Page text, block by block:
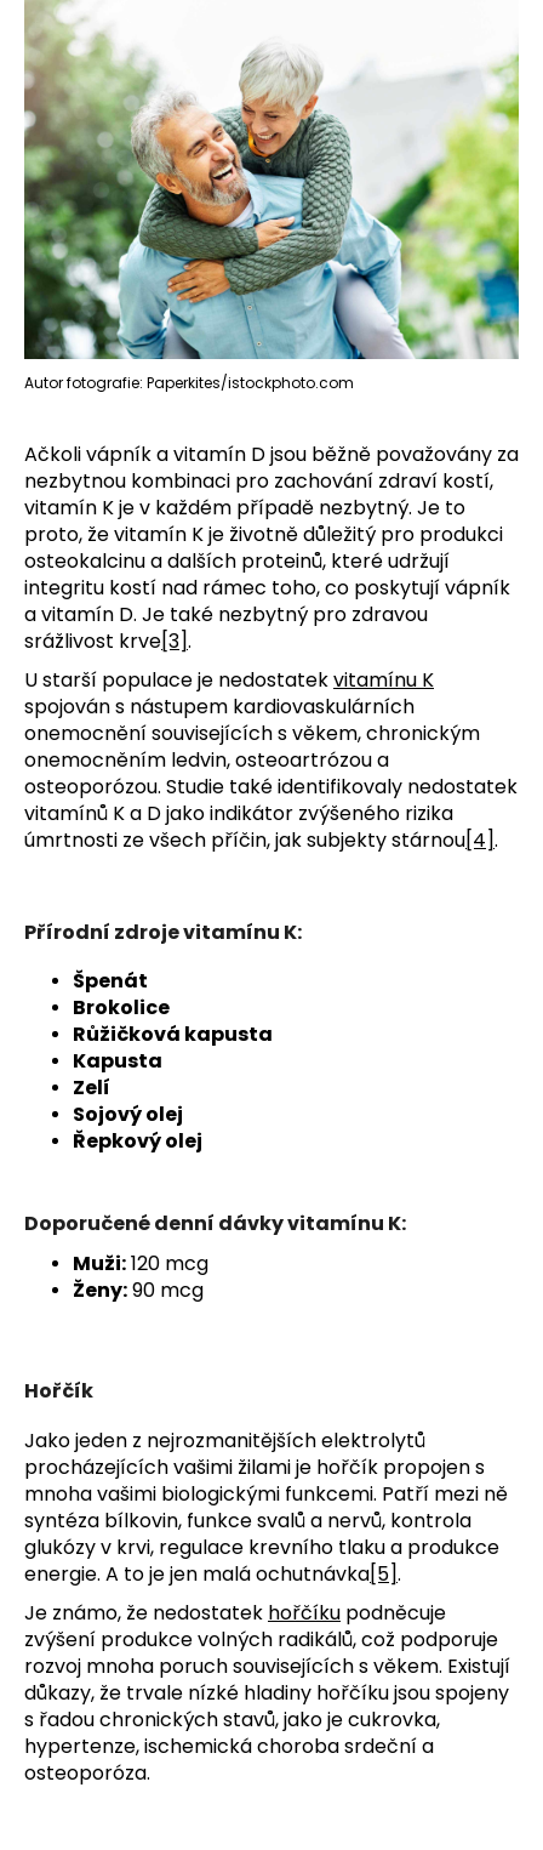
Autor fotografie: Paperkites/istockphoto.com
Ačkoli vápník a vitamín D jsou běžně považovány za
nezbytnou kombinaci pro zachování zdraví kostí,
vitamín K je v každém případě nezbytný. Je to
proto, že vitamín K je životně důležitý pro produkci
osteokalcinu a dalších proteinů, které udržují
integritu kostí nad rámec toho, co poskytují vápník
a vitamín D. Je také nezbytný pro zdravou
srážlivost krve[3].
U starší populace je nedostatekvitamínu K
spojován s nástupem kardiovaskulárních
onemocnění souvisejících s věkem, chronickým
onemocněním ledvin, osteoartrózou a
osteoporózou. Studie také identifikovaly nedostatek
vitamínů K a D jako indikátor zvýšeného rizika
úmrtnosti ze všech příčin, jak subjekty stárnou[4].
Přírodní zdroje vitamínu K:
Špenát
Brokolice
Růžičková kapusta
Kapusta
Zelí
Sojový olej
Řepkový olej
Doporučené denní dávky vitamínu K:
Muži:120 mcg
Ženy:90 mcg
Hořčík
Jako jeden z nejrozmanitějších elektrolytů
procházejících vašimi žilami je hořčík propojen s
mnoha vašimi biologickými funkcemi. Patří mezi ně
syntéza bílkovin, funkce svalů a nervů, kontrola
glukózy v krvi, regulace krevního tlaku a produkce
energie. A to je jen malá ochutnávka[5].
Je známo, že nedostatek hořčíku podněcuje
zvýšení produkce volných radikálů, což podporuje
rozvoj mnoha poruch souvisejících s věkem. Existují
důkazy, že trvale nízké hladiny hořčíku jsou spojeny
s řadou chronických stavů, jako je cukrovka,
hypertenze, ischemická choroba srdeční a
osteoporóza.